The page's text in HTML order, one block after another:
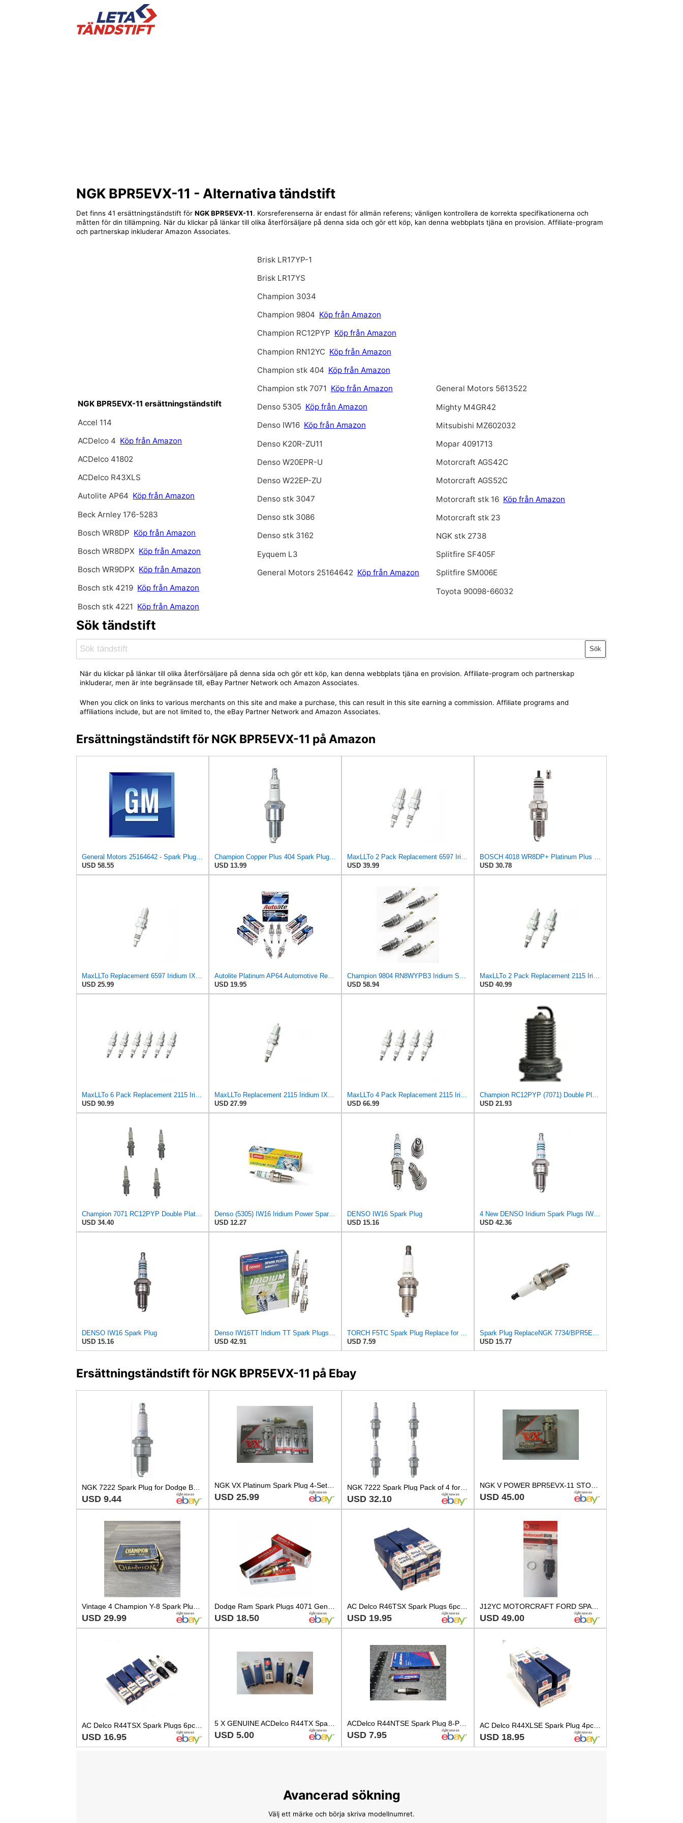
NGK BPR5EVX-11 - Alternativa tändstift
Det finns 41 ersättningständstift för NGK BPR5EVX-11. Korsreferenserna är endast för allmän referens; vänligen kontrollera de korrekta specifikationerna och
måtten för din tillämpning. När du klickar på länkar till olika återförsäljare på denna sida och gör ett köp, kan denna webbplats tjäna en provision. Affiliate-program
och partnerskap inkluderar Amazon Associates.
NGK BPR5EVX-11 ersättningständstift
Accel 114
ACDelco 4 Köp från Amazon
ACDelco 41802
ACDelco R43XLS
Autolite AP64 Köp från Amazon
Beck Arnley 176-5283
Bosch WR8DP Köp från Amazon
Bosch WR8DPX Köp från Amazon
Bosch WR9DPX Köp från Amazon
Bosch stk 4219 Köp från Amazon
Bosch stk 4221 Köp från Amazon
Brisk LR17YP-1
Brisk LR17YS
Champion 3034
Champion 9804 Köp från Amazon
Champion RC12PYP Köp från Amazon
Champion RN12YC Köp från Amazon
Champion stk 404 Köp från Amazon
Champion stk 7071 Köp från Amazon
Denso 5305 Köp från Amazon
Denso IW16 Köp från Amazon
Denso K20R-ZU11
Denso W20EPR-U
Denso W22EP-ZU
Denso stk 3047
Denso stk 3086
Denso stk 3162
Eyquem L3
General Motors 25164642 Köp från Amazon
General Motors 5613522
Mighty M4GR42
Mitsubishi MZ602032
Mopar 4091713
Motorcraft AGS42C
Motorcraft AGS52C
Motorcraft stk 16 Köp från Amazon
Motorcraft stk 23
NGK stk 2738
Splitfire SF405F
Splitfire SM006E
Toyota 90098-66032
Sök tändstift
Sök
När du klickar på länkar till olika återförsäljare på denna sida och gör ett köp, kan denna webbplats tjäna en provision. Affiliate-program och partnerskap
inkluderar, men är inte begränsade till, eBay Partner Network och Amazon Associates.
When you click on links to various merchants on this site and make a purchase, this can result in this site earning a commission. Affiliate programs and
affiliations include, but are not limited to, the eBay Partner Network and Amazon Associates.
Ersättningständstift för NGK BPR5EVX-11 på Amazon
General Motors 25164642 - Spark Plug Package
USD 58.55
Champion Copper Plus 404 Spark Plug (Carton of 4) - RN12YC
USD 13.99
MaxLLTo 2 Pack Replacement 6597 Iridium IX Spark Plug for Bosch 4218 4220 4507 W9DP WGR9DQI WR8DP
USD 39.99
BOSCH 4018 WR8DP+ Platinum Plus Spark Plug - Single
USD 30.78
MaxLLTo Replacement 6597 Iridium IX Spark Plug for Bosch 4218 4220 4507 W9DP WGR9DQI WR8DP WR8DS
USD 25.99
Autolite Platinum AP64 Automotive Replacement Spark Plugs (4 Pack)
USD 19.95
Champion 9804 RN8WYPB3 Iridium Spark Plug Pack Of 6
USD 58.94
MaxLLTo 2 Pack Replacement 2115 Iridium IX Spark Plug for Bosch 4219 4221 WR8DPX WR9DPX for
USD 40.99
MaxLLTo 6 Pack Replacement 2115 Iridium IX Spark Plug for Bosch 4219 4221 WR8DPX WR9DPX for
USD 90.99
MaxLLTo Replacement 2115 Iridium IX Spark Plug for Bosch 4219 4221 WR8DPX WR9DPX for Champion 3322
USD 27.99
MaxLLTo 4 Pack Replacement 2115 Iridium IX Spark Plug for Bosch 4219 4221 WR8DPX WR9DPX for
USD 66.99
Champion RC12PYP (7071) Double Platinum Spark Plug, Pack of 4
USD 21.93
Champion 7071 RC12PYP Double Platinum Spark Plug Pack Of 4
USD 34.40
Denso (5305) IW16 Iridium Power Spark Plug, (Pack of 1)
USD 12.27
DENSO IW16 Spark Plug
USD 15.16
4 New DENSO Iridium Spark Plugs IW16 # 5305
USD 42.36
DENSO IW16 Spark Plug
USD 15.16
Denso IW16TT Iridium TT Spark Plugs 4708-4 PK
USD 42.91
TORCH F5TC Spark Plug Replace for CHAMPION N11YC/302 Spark Plug, for NGK BP5ES/7832 Spark Plug, for
USD 7.59
Spark Plug ReplaceNGK 7734/BPR5ES 322/RN11YC 404/RN12YC 8405,Compatible For Denso 5305(V11 screw
USD 15.77
Ersättningständstift för NGK BPR5EVX-11 på Ebay
NGK 7222 Spark Plug for Dodge Buick Pontiac Oldsmobile Jaguar Renault BMW 50-94
USD 9.44
NGK VX Platinum Spark Plug 4-Set BPR5EVX-11
USD 25.99 USD 32.10 USD 45.00
USD 29.99 USD 18.50 USD 19.95 USD 49.00
AC Delco R44TSX Spark Plugs 6pc SET - 5613935 Vintage Old Stock USA
USD 16.95 USD 5.00 USD 7.95 USD 18.95
Avancerad sökning
Välj ett märke och börja skriva modellnumret.